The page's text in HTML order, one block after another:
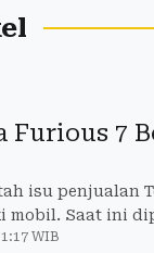
Furious 7
isu penjualan
mobil. Saat ini
WIB